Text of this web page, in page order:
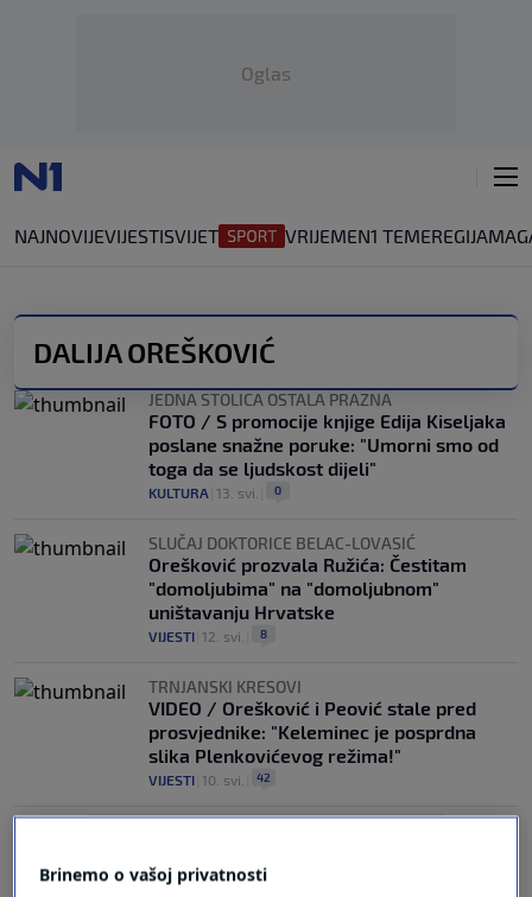
Oglas
NAJNOVIJEVIJESTISVIJET VRIJEMEN1 TEMEREGIJA
DALIJA OREŠKOVIĆ
JEDNA STOLICA OSTALA PRAZNA
FOTO / S promocije knjige Edija Kiseljaka
poslane snažne poruke: "Umorni smo od
toga da se ljudskost dijeli"
KULTURA 13. svi. 0
SLUČAJ DOKTORICE BELAC-LOVASIĆ
Orešković prozvala Ružića: Čestitam
"domoljubima" na "domoljubnom"
uništavanju Hrvatske
VIJESTI 12. svi. 8
TRNJANSKI KRESOVI
VIDEO / Orešković i Peović stale pred
prosvjednike: "Keleminec je posprdna
slika Plenkovićevog režima!"
VIJESTI 10. svi. 42
Brinemo o vašoj privatnosti